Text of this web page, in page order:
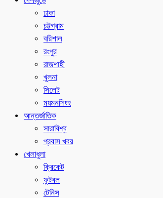
ঢাকা
চট্টগ্রাম
বরিশাল
রংপুর
রাজশাহী
খুলনা
সিলেট
ময়মনসিংহ
আন্তর্জাতিক
সারাবিশ্ব
প্রবাস খবর
খেলাধুলা
ক্রিকেট
ফুটবল
টেনিস